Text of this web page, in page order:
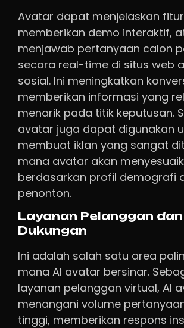
Avatar dapat menjelaskan
memberikan demo interaktif,
menjawab pertanyaan calon
secara real-time di situs web
sosial. Ini meningkatkan
memberikan informasi yang
menarik pada titik keputusan.
avatar juga dapat digunakan
membuat iklan yang sangat
mana avatar akan
berdasarkan profil demografi
penonton.
Layanan Pelanggan dan
Dukungan
Ini adalah salah satu area
mana AI avatar bersinar.
layanan pelanggan virtual, AI
menangani volume
tinggi, memberikan respons